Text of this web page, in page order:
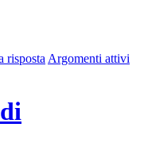
risposta Argomenti attivi